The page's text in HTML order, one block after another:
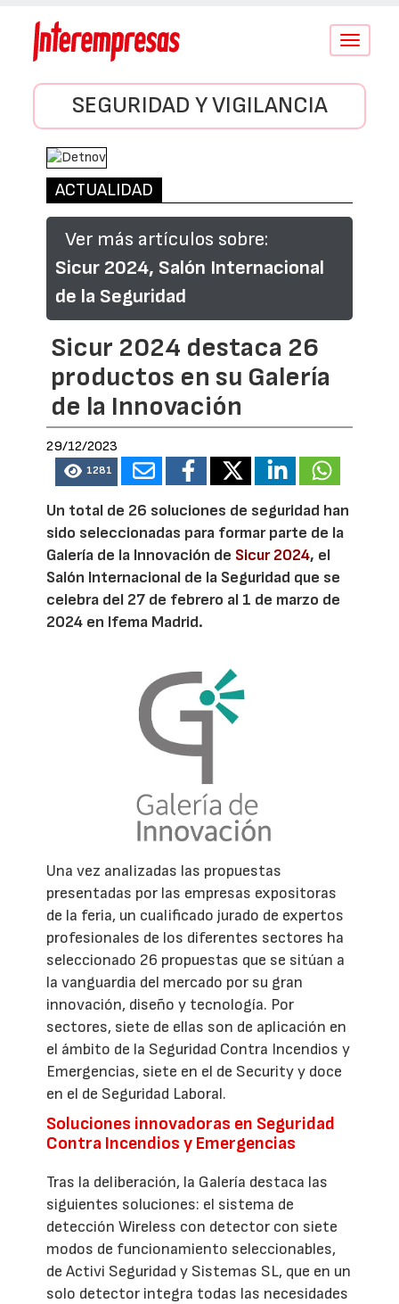
Conmutar
SEGURIDAD Y VIGILANCIA
ACTUALIDAD
Ver más artículos sobre:
Sicur 2024, Salón Internacional
de la Seguridad
Sicur 2024 destaca 26
productos en su Galería
de la Innovación
29/12/2023
1281
Un total de 26 soluciones de seguridad han
sido seleccionadas para formar parte de la
Galería de la Innovación de Sicur 2024, el
Salón Internacional de la Seguridad que se
celebra del 27 de febrero al 1 de marzo de
2024 en Ifema Madrid.
Una vez analizadas las propuestas
presentadas por las empresas expositoras
de la feria, un cualificado jurado de expertos
profesionales de los diferentes sectores ha
seleccionado 26 propuestas que se sitúan a
la vanguardia del mercado por su gran
innovación, diseño y tecnología. Por
sectores, siete de ellas son de aplicación en
el ámbito de la Seguridad Contra Incendios y
Emergencias, siete en el de Security y doce
en el de Seguridad Laboral.
Soluciones innovadoras en Seguridad
Contra Incendios y Emergencias
Tras la deliberación, la Galería destaca las
siguientes soluciones: el sistema de
detección Wireless con detector con siete
modos de funcionamiento seleccionables,
de Activi Seguridad y Sistemas SL, que en un
solo detector integra todas las necesidades